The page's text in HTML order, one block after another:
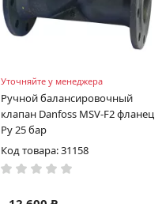
Уточняйте у менеджера
Ручной балансировочный
клапан Danfoss MSV-F2 фланец
Ру 25 бар
Код товара: 31158